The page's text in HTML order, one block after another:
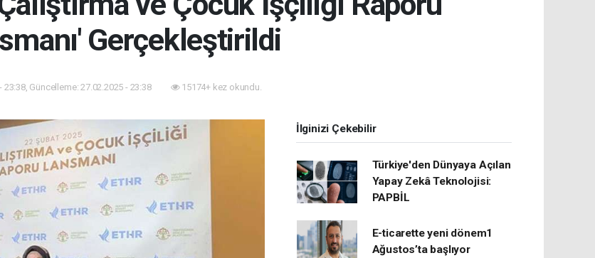
Gerçekleştirildi
23:38, Güncelleme: 27.02.2025 - 23:38 15174+ kez okundu.
İlginizi Çekebilir
Türkiye'den Dünyaya Açılan
Yapay Zekâ Teknolojisi:
PAPBİL
E-ticarette yeni dönem1
Ağustos’ta başlıyor